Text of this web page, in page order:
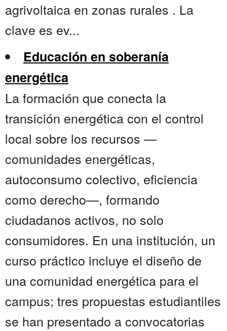
agrivoltaica en zonas rurales . La
clave es ev...
Educación en soberanía
energética
La formación que conecta la
transición energética con el control
local sobre los recursos —
comunidades energéticas,
autoconsumo colectivo, eficiencia
como derecho—, formando
ciudadanos activos, no solo
consumidores. En una institución, un
curso práctico incluye el diseño de
una comunidad energética para el
campus; tres propuestas estudiantiles
se han presentado a convocatorias